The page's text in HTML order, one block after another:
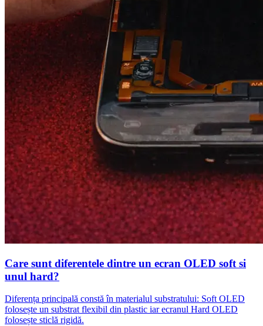
Care sunt diferentele dintre un ecran OLED soft si
unul hard?
Diferența principală constă în materialul substratului: Soft OLED
folosește un substrat flexibil din plastic iar ecranul Hard OLED
folosește sticlă rigidă.